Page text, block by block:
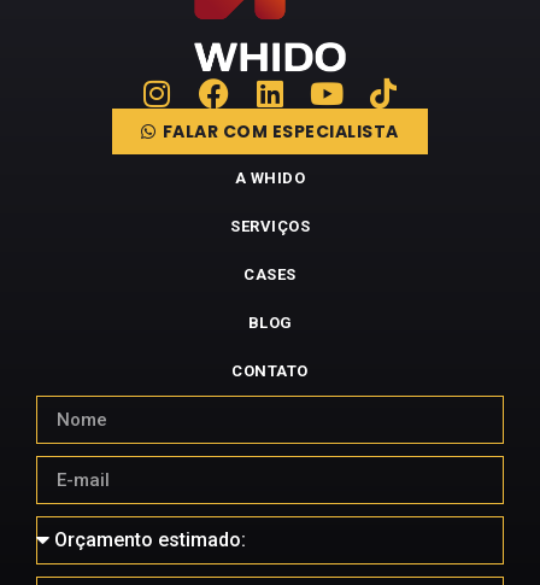
FALAR COM ESPECIALISTA
A WHIDO
SERVIÇOS
CASES
BLOG
CONTATO